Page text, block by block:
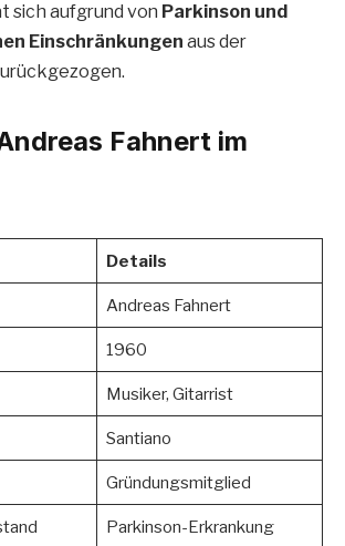
sich aufgrund von Parkinson und
Einschränkungen aus der
Fahnert im
Details
Andreas Fahnert
1960
Musiker, Gitarrist
Santiano
Gründungsmitglied
Parkinson-Erkrankung